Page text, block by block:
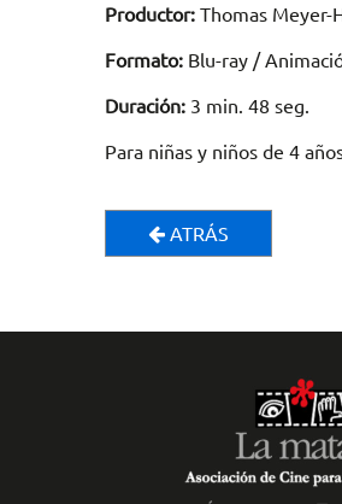
Productor: Thomas Meyer-
Formato: Blu-ray /
Duración: 3 min. 48 seg.
Para niñas y niños de 4
ATRÁS